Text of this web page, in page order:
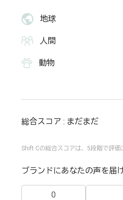
地球
人間
動物
総合スコア : まだまだ
Shift Cの総合スコアは、5段階で評価
ブランドにあなたの声を届
0